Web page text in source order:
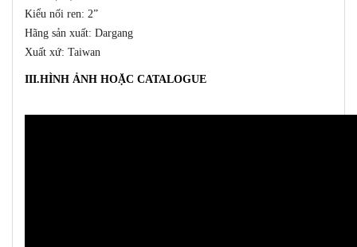
Kiểu nối ren: 2”
Hãng sản xuất: Dargang
Xuất xứ: Taiwan
III.HÌNH ẢNH HOẶC CATALOGUE